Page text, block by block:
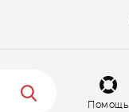
Помощь